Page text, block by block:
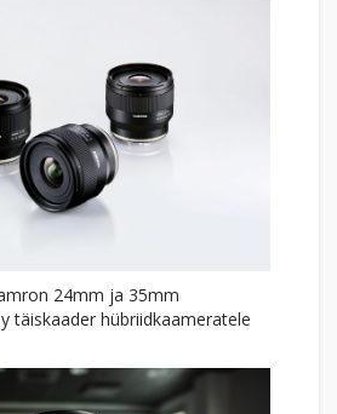
24mm ja 35mm
täiskaader hübriidkaameratele